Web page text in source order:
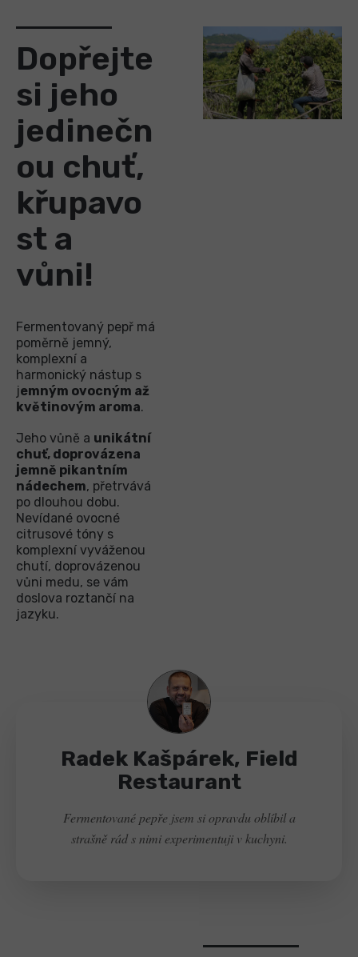
Dopřejte
si jeho
jedinečn
ou chuť,
křupavo
st a
vůni!
Fermentovaný pepř má
poměrně jemný,
komplexní a
harmonický nástup s
jemným ovocným až
květinovým aroma.
Jeho vůně a unikátní
chuť, doprovázena
jemně pikantním
nádechem, přetrvává
po dlouhou dobu.
Nevídané ovocné
citrusové tóny s
komplexní vyváženou
chutí, doprovázenou
vůni medu, se vám
doslova roztančí na
jazyku.
Radek Kašpárek, Field
Restaurant
Fermentované pepře jsem si opravdu oblíbil a
strašně rád s nimi experimentuji v kuchyni.